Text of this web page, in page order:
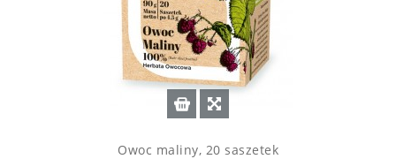
Owoc maliny, 20 saszetek